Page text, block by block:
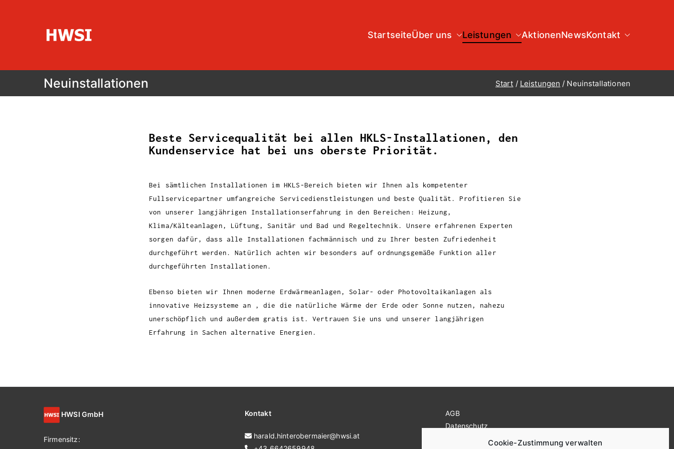
Cookie-Zustimmung verwalten
StartseiteÜber uns Leistungen AktionenNewsKontakt
Neuinstallationen Start Leistungen Neuinstallationen
Beste Service­qualität bei allen HKLS-Installationen, den
Kundenservice hat bei uns oberste Priorität.
Bei sämtlichen Installationen im HKLS-Bereich bieten wir Ihnen als kompetenter
Fullservicepartner umfangreiche Servicedienstleistungen und beste Qualität. Profitieren Sie
von unserer langjährigen Installationserfahrung in den Bereichen: Heizung,
Klima/Kälteanlagen, Lüftung, Sanitär und Bad und Regeltechnik. Unsere erfahrenen Experten
sorgen dafür, dass alle Installationen fachmännisch und zu Ihrer besten Zufriedenheit
durchgeführt werden. Natürlich achten wir besonders auf ordnungsgemäße Funktion aller
durchgeführten Installationen.
Ebenso bieten wir Ihnen moderne Erdwärmeanlagen, Solar- oder Photovoltaikanlagen als
innovative Heizsysteme an , die die natürliche Wärme der Erde oder Sonne nutzen, nahezu
unerschöpflich und außerdem gratis ist. Vertrauen Sie uns und unserer langjährigen
Erfahrung in Sachen alternative Energien.
HWSI GmbH
Firmensitz:
Kontakt
harald.hinterobermaier@hwsi.at
AGB
Datenschutz